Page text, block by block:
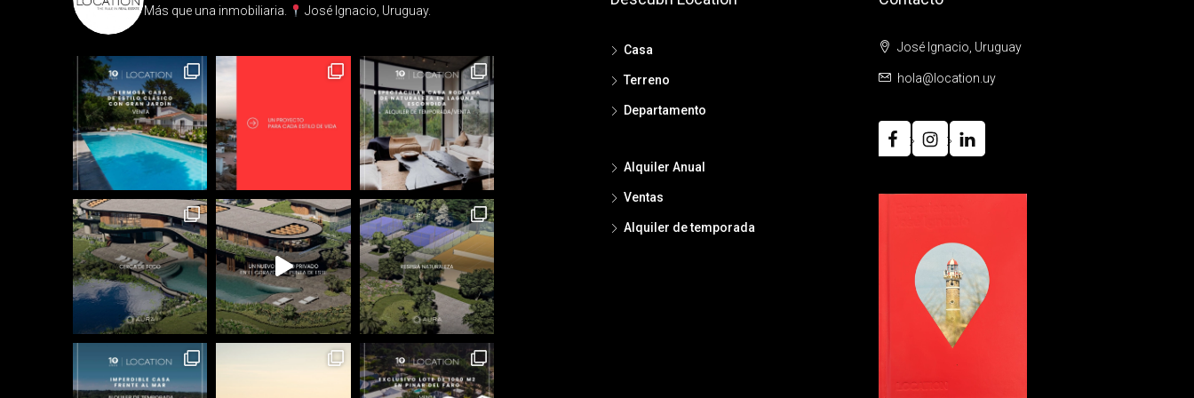
Más que una inmobiliaria.⁣ José Ignacio, Uruguay.
Casa
Terreno
Departamento
Alquiler Anual
Ventas
Alquiler de temporada
José Ignacio, Uruguay
hola@location.uy